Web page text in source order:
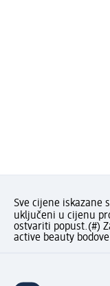
Sve cijene iskazane
uključeni u cijenu
ostvariti popust.(#)
active beauty